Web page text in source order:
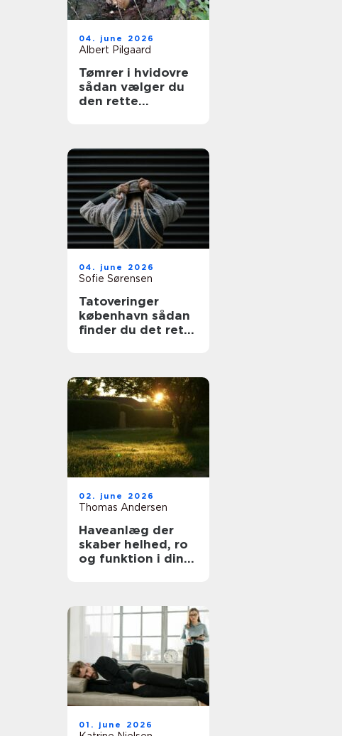
04. june 2026
Albert Pilgaard
Tømrer i hvidovre
sådan vælger du
den rette
04. june 2026
Sofie Sørensen
Tatoveringer
københavn sådan
finder du det rette
02. june 2026
Thomas Andersen
Haveanlæg der
skaber helhed, ro
og funktion i din
01. june 2026